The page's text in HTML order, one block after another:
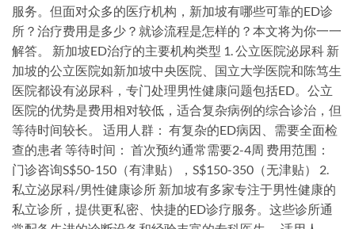
服务。但面对众多的医疗机构，新加坡有哪些可靠的ED诊
所？治疗费用是多少？就诊流程是怎样的？本文将为你一一
解答。 新加坡ED治疗的主要机构类型 1. 公立医院泌尿科 新
加坡的公立医院如新加坡中央医院、国立大学医院和陈笃生
医院都设有泌尿科，专门处理男性健康问题包括ED。公立
医院的优势是费用相对较低，适合复杂病例的综合诊治，但
等待时间较长。 适用人群： 有复杂的ED病因、需要全面检
查的患者 等待时间： 首次预约通常需要2-4周 费用范围：
门诊咨询S$50-150（有津贴），S$150-350（无津贴） 2.
私立泌尿科/男性健康诊所 新加坡有多家专注于男性健康的
私立诊所，提供更私密、快捷的ED诊疗服务。这些诊所通